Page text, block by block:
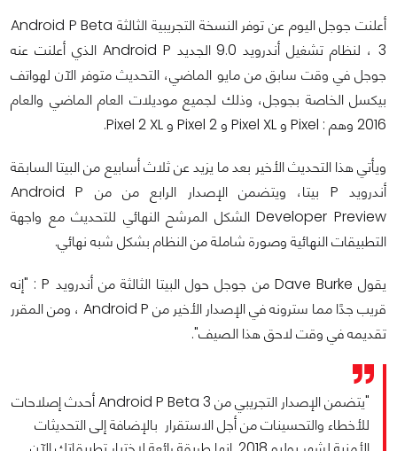
أعلنت جوجل اليوم عن توفر النسخة التجريبية الثالثة Android P Beta
3 ، لنظام تشغيل أندرويد 9.0 الجديد Android P الذي أعلنت عنه
جوجل في وقت سابق من مايو الماضي، التحديث متوفر الآن لهواتف
بيكسل الخاصة بجوجل، وذلك لجميع موديلات العام الماضي والعام
2016 وهم : Pixel و Pixel XL و Pixel 2 و Pixel 2 XL.
ويأتي هذا التحديث الأخير بعد ما يزيد عن ثلاث أسابيع من البيتا السابقة
أندرويد P بيتا، ويتضمن الإصدار الرابع من من Android P
Developer Preview الشكل المرشح النهائي للتحديث مع واجهة
التطبيقات النهائية وصورة شاملة من النظام بشكل شبه نهائي.
يقول Dave Burke من جوجل حول البيتا الثالثة من أندرويد P : "إنه
قريب جدًا مما سترونه في الإصدار الأخير من Android P ، ومن المقرر
تقديمه في وقت لاحق هذا الصيف".
"يتضمن الإصدار التجريبي من Android P Beta 3 أحدث إصلاحات
للأخطاء والتحسينات من أجل الاستقرار بالإضافة إلى التحديثات